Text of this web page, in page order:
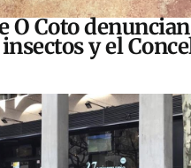
O Coto
insectos y el